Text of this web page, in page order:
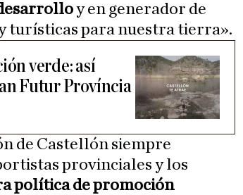
y en generador de
turísticas para nuestra tierra».
verde: así
Futur Província
de Castellón siempre
provinciales y los
política de promoción